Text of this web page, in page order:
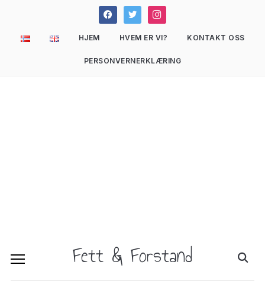
facebooktwitter instagram
HJEM HVEM ER VI? KONTAKT OSS
PERSONVERNERKLÆRING
Fett & Forstand